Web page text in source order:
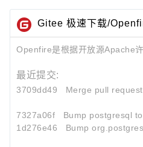
Gitee 极速下载/
Openfire是根据开放源Apache
最近提交:
3709dd49
Merge pull
7327a06f
Bump postgresql
1d276e46
Bump